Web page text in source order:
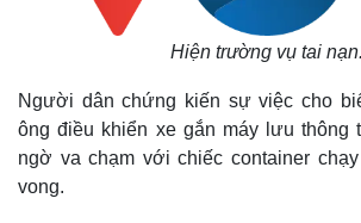
Hiện trường vụ tai nạn.
Người dân chứng kiến sự việc cho
ông điều khiển xe gắn máy lưu thông
ngờ va chạm với chiếc container
vong.